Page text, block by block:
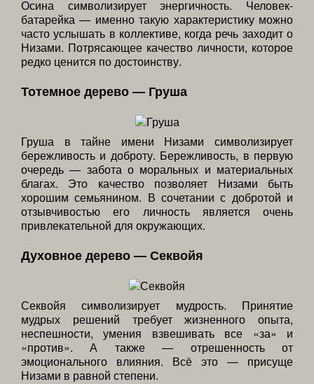
Осина символизирует энергичность. Человек-
батарейка — именно такую характеристику можно
часто услышать в коллективе, когда речь заходит о
Низами. Потрясающее качество личности, которое
редко ценится по достоинству.
Тотемное дерево — Груша
Груша в тайне имени Низами символизирует
бережливость и доброту. Бережливость, в первую
очередь — забота о моральных и материальных
благах. Это качество позволяет Низами быть
хорошим семьянином. В сочетании с добротой и
отзывчивостью его личность является очень
привлекательной для окружающих.
Духовное дерево — Секвойя
Секвойя символизирует мудрость. Принятие
мудрых решений требует жизненного опыта,
неспешности, умения взвешивать все «за» и
«против». А также — отрешенность от
эмоционального влияния. Всё это — присуще
Низами в равной степени.